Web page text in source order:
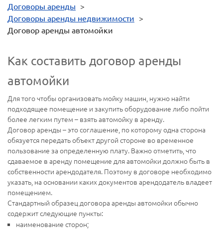
Договоры аренды >
Договоры аренды недвижимости >
Договор аренды автомойки
Как составить договор аренды
автомойки
Для того чтобы организовать мойку машин, нужно найти
подходящее помещение и закупить оборудование либо пойти
более легким путем – взять автомойку в аренду.
Договор аренды – это соглашение, по которому одна сторона
обязуется передать объект другой стороне во временное
пользование за определенную плату. Важно отметить, что
сдаваемое в аренду помещение для автомойки должно быть в
собственности арендодателя. Поэтому в договоре необходимо
указать, на основании каких документов арендодатель владеет
помещением.
Стандартный образец договора аренды автомойки обычно
содержит следующие пункты:
наименование сторон;